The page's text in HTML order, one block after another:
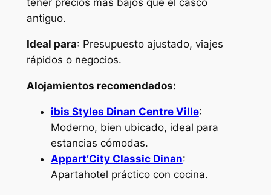
tener precios más bajos que el casco
antiguo.
Ideal para: Presupuesto ajustado, viajes
rápidos o negocios.
Alojamientos recomendados:
ibis Styles Dinan Centre Ville:
Moderno, bien ubicado, ideal para
estancias cómodas.
Appart’City Classic Dinan:
Apartahotel práctico con cocina.